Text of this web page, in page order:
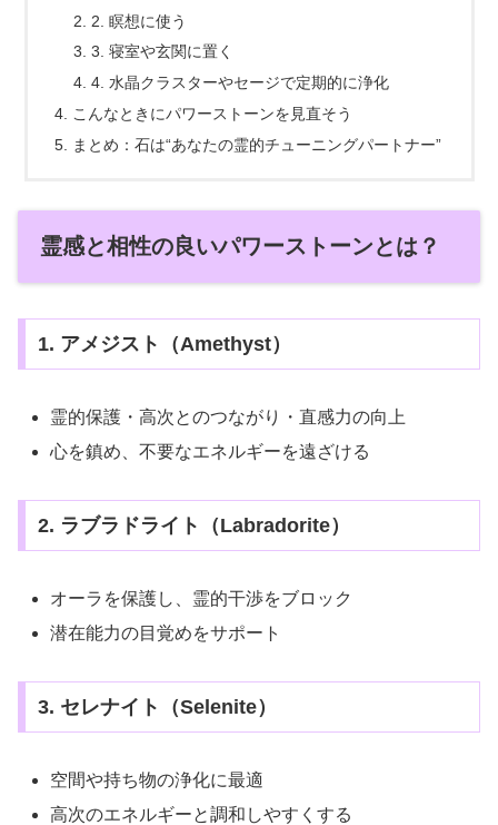
2. 瞑想に使う
3. 寝室や玄関に置く
4. 水晶クラスターやセージで定期的に浄化
こんなときにパワーストーンを見直そう
まとめ：石は“あなたの霊的チューニングパートナー”
霊感と相性の良いパワーストーンとは？
1. アメジスト（Amethyst）
霊的保護・高次とのつながり・直感力の向上
心を鎮め、不要なエネルギーを遠ざける
2. ラブラドライト（Labradorite）
オーラを保護し、霊的干渉をブロック
潜在能力の目覚めをサポート
3. セレナイト（Selenite）
空間や持ち物の浄化に最適
高次のエネルギーと調和しやすくする